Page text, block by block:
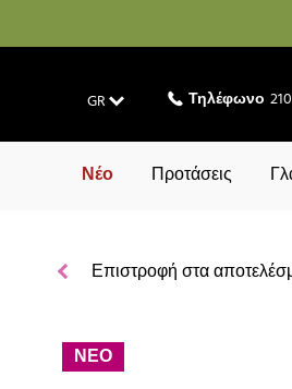
GR Τηλέφωνο
Νέο Προτάσεις
Επιστροφή στα
ΝΕΟ